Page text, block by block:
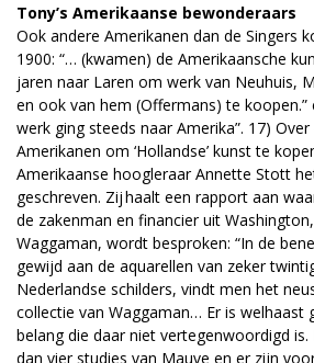
Tony’s Amerikaanse bewonderaars
Ook andere Amerikanen dan de Singers
1900: “… (kwamen) de Amerikaansche
jaren naar Laren om werk van Neuhuis,
en ook van hem (Offermans) te koopen.”
werk ging steeds naar Amerika”. 17)
Amerikanen om ‘Hollandse’ kunst te
Amerikaanse hoogleraar Annette Stott
geschreven. Zij haalt een rapport aan
de zakenman en financier uit
Waggaman, wordt besproken: “In de
gewijd aan de aquarellen van zeker
Nederlandse schilders, vindt men het
collectie van Waggaman… Er is welhaast
belang die daar niet vertegenwoordigd
dan vier studies van Mauve en er zijn